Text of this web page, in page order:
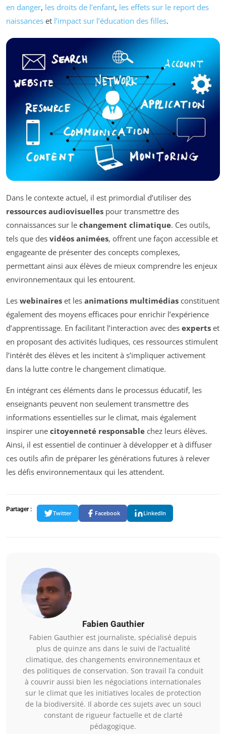
en danger, les droits de l’enfant, les effets sur le report des
naissances et l’impact sur l’éducation des filles.
Dans le contexte actuel, il est primordial d’utiliser des
ressources audiovisuelles pour transmettre des
connaissances sur le changement climatique. Ces outils,
tels que des vidéos animées, offrent une façon accessible et
engageante de présenter des concepts complexes,
permettant ainsi aux élèves de mieux comprendre les enjeux
environnementaux qui les entourent.
Les webinaires et les animations multimédias constituent
également des moyens efficaces pour enrichir l’expérience
d’apprentissage. En facilitant l’interaction avec des experts et
en proposant des activités ludiques, ces ressources stimulent
l’intérêt des élèves et les incitent à s’impliquer activement
dans la lutte contre le changement climatique.
En intégrant ces éléments dans le processus éducatif, les
enseignants peuvent non seulement transmettre des
informations essentielles sur le climat, mais également
inspirer une citoyenneté responsable chez leurs élèves.
Ainsi, il est essentiel de continuer à développer et à diffuser
ces outils afin de préparer les générations futures à relever
les défis environnementaux qui les attendent.
Partager :
Twitter Facebook LinkedIn
Fabien Gauthier
Fabien Gauthier est journaliste, spécialisé depuis
plus de quinze ans dans le suivi de l’actualité
climatique, des changements environnementaux et
des politiques de conservation. Son travail l’a conduit
à couvrir aussi bien les négociations internationales
sur le climat que les initiatives locales de protection
de la biodiversité. Il aborde ces sujets avec un souci
constant de rigueur factuelle et de clarté
pédagogique.